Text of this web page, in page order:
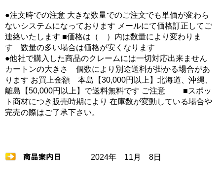
●注文時での注意 大きな数量でのご注文でも単価が変わら
ないシステムになっております メールにて価格訂正してご
連絡いたします ■価格は（ ）内は数量により変わりま
す 数量の多い場合は価格が安くなります
●他社で購入した商品のクレームには一切対応出来ません
カートンの大きさ 個数により別途送料が掛かる場合があ
ります お買上金額 本島【30,000円以上】北海道、沖縄、
離島【50,000円以上】で送料無料です ご注意 ■スポッ
ト商材につき販売時期により 在庫数が変動している場合や
完売の際はご了承下さい。
2024年 11月 8日